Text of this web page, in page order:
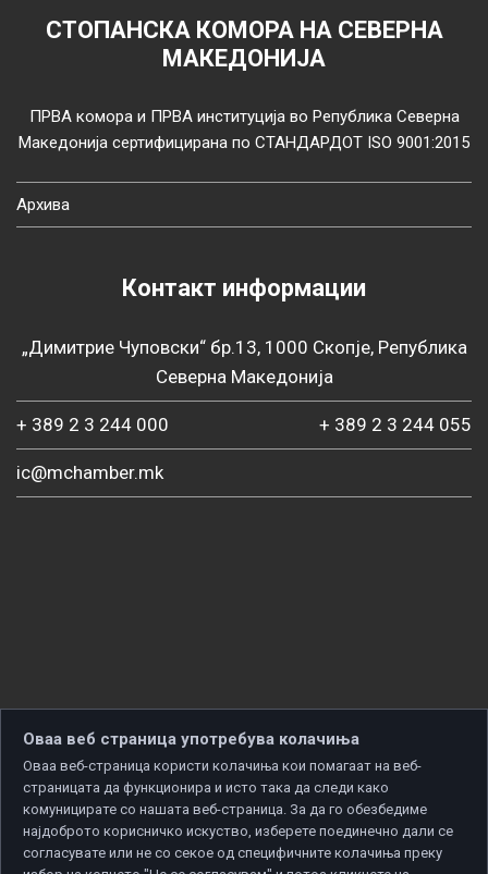
СТОПАНСКА КОМОРА НА СЕВЕРНА
МАКЕДОНИЈА
ПРВА комора и ПРВА институција во Република Северна
Македонија сертифицирана по СТАНДАРДОТ ISO 9001:2015
Архива
Контакт информации
„Димитрие Чуповски“ бр.13, 1000 Скопје, Република
Северна Македонија
+ 389 2 3 244 000 + 389 2 3 244 055
ic@mchamber.mk
Оваа веб страница употребува колачиња
Оваа веб-страница користи колачиња кои помагаат на веб-
страницата да функционира и исто така да следи како
комуницирате со нашата веб-страница. За да го обезбедиме
најдоброто корисничко искуство, изберете поединечно дали се
согласувате или не со секое од специфичните колачиња преку